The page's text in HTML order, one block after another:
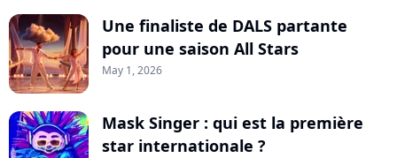
Une finaliste de DALS partante
pour une saison All Stars
May 1, 2026
Mask Singer : qui est la première
star internationale ?